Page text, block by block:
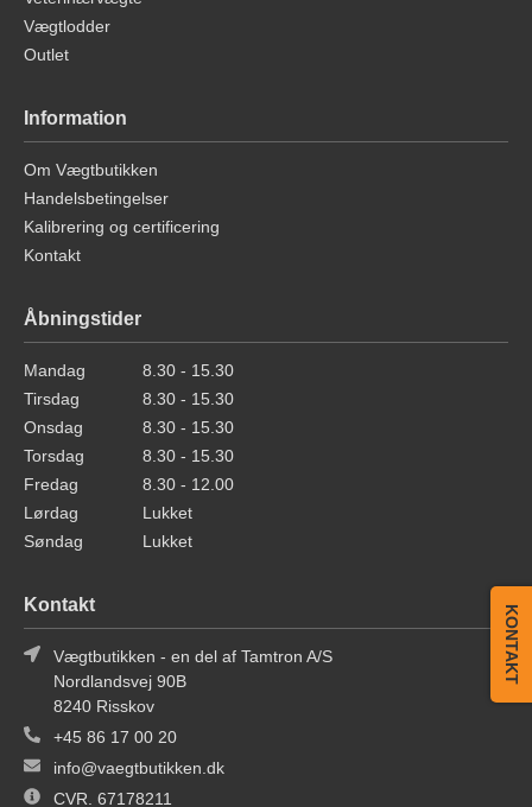
Vægtlodder
Outlet
Information
Om Vægtbutikken
Handelsbetingelser
Kalibrering og certificering
Kontakt
Åbningstider
Mandag
8.30 - 15.30
Tirsdag
8.30 - 15.30
Onsdag
8.30 - 15.30
Torsdag
8.30 - 15.30
Fredag
8.30 - 12.00
Lørdag
Lukket
Søndag
Lukket
Kontakt
Vægtbutikken - en del af Tamtron A/S
Nordlandsvej 90B
8240 Risskov
+45 86 17 00 20
info@vaegtbutikken.dk
CVR. 67178211
KONTAKT